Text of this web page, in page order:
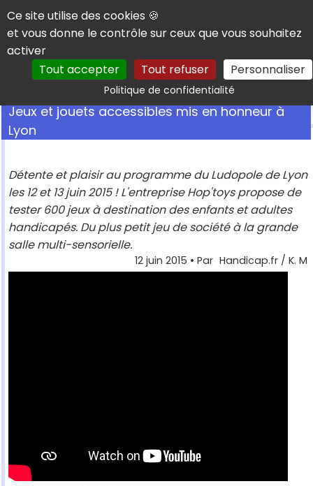
Panneau de gestion des cookies
Ce site utilise des cookies 🍪
et vous donne le contrôle sur ceux que vous souhaitez
activer
Tout accepter
Tout refuser Personnaliser
Politique de confidentialitéRechercher
Jeux et jouets accessibles mis en honneur à
Lyon
Détente et plaisir au programme du Ludopole de Lyon
les 12 et 13 juin 2015 ! L'entreprise Hop'toys propose de
tester 600 jeux à destination des enfants et adultes
handicapés. Du plus petit jeu de société à la grande
salle multi-sensorielle.
12 juin 2015 • Par Handicap.fr / K. M